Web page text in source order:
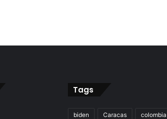
Tags
biden Caracas colombia